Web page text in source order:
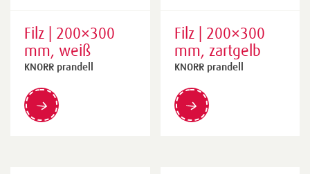
Filz | 200×300
mm, weiß
KNORR prandell
Filz | 200×300
mm, zartgelb
KNORR prandell